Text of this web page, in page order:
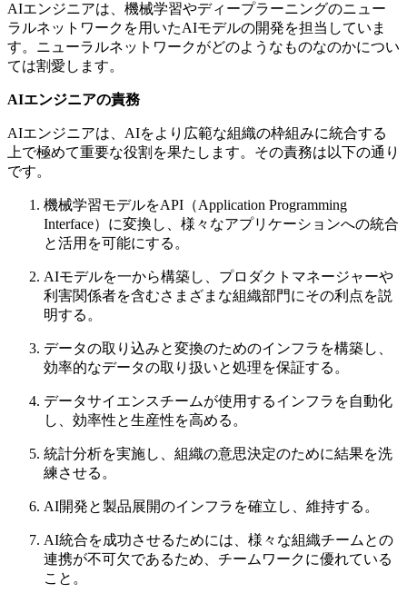
AIエンジニアは、機械学習やディープラーニングのニュー
ラルネットワークを用いたAIモデルの開発を担当していま
す。ニューラルネットワークがどのようなものなのかについ
ては割愛します。
AIエンジニアの責務
AIエンジニアは、AIをより広範な組織の枠組みに統合する
上で極めて重要な役割を果たします。その責務は以下の通り
です。
機械学習モデルをAPI（Application Programming
Interface）に変換し、様々なアプリケーションへの統合
と活用を可能にする。
AIモデルを一から構築し、プロダクトマネージャーや
利害関係者を含むさまざまな組織部門にその利点を説
明する。
データの取り込みと変換のためのインフラを構築し、
効率的なデータの取り扱いと処理を保証する。
データサイエンスチームが使用するインフラを自動化
し、効率性と生産性を高める。
統計分析を実施し、組織の意思決定のために結果を洗
練させる。
AI開発と製品展開のインフラを確立し、維持する。
AI統合を成功させるためには、様々な組織チームとの
連携が不可欠であるため、チームワークに優れている
こと。